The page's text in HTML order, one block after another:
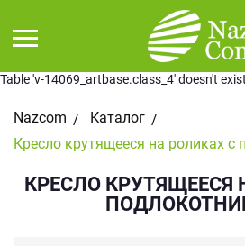
Table 'v-14069_artbase.class_4' doesn't exist
Nazcom
Каталог
Кресло крутящееся на роликах с
КРЕСЛО КРУТЯЩЕЕСЯ